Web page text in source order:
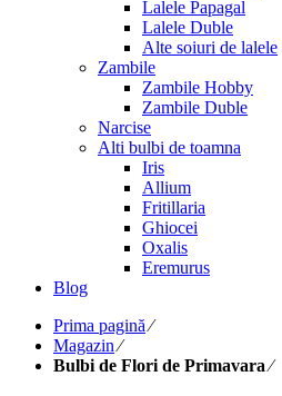
Lalele Papagal
Lalele Duble
Alte soiuri de lalele
Zambile
Zambile Hobby
Zambile Duble
Narcise
Alti bulbi de toamna
Iris
Allium
Fritillaria
Ghiocei
Oxalis
Eremurus
Blog
Prima pagină⁄
Magazin ⁄
Bulbi de Flori de Primavara⁄